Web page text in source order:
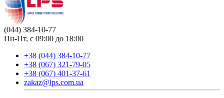
(044) 384-10-77
Пн-Пт, с 09:00 до 18:00
+38 (044) 384-10-77
+38 (067) 321-79-05
+38 (067) 401-37-61
zakaz@lps.com.ua